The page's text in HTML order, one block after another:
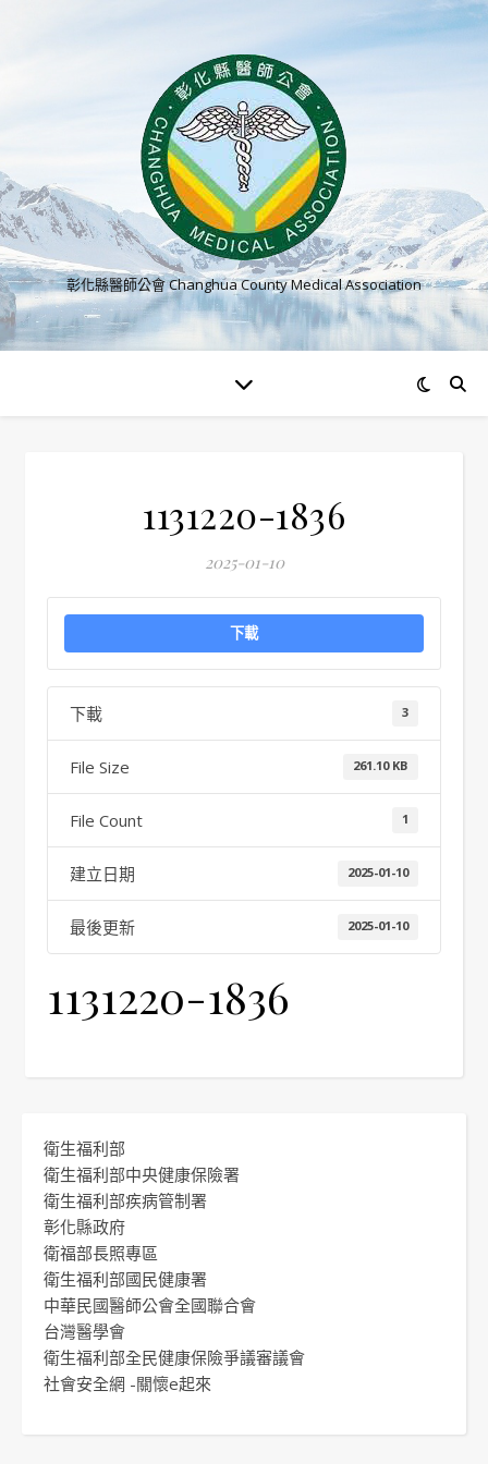
彰化縣醫師公會 Changhua County Medical Association
1131220-1836
2025-01-10
下載
下載 3
File Size 261.10 KB
File Count 1
建立日期 2025-01-10
最後更新 2025-01-10
1131220-1836
衛生福利部
衛生福利部中央健康保險署
衛生福利部疾病管制署
彰化縣政府
衛福部長照專區
衛生福利部國民健康署
中華民國醫師公會全國聯合會
台灣醫學會
衛生福利部全民健康保險爭議審議會
社會安全網 -關懷e起來